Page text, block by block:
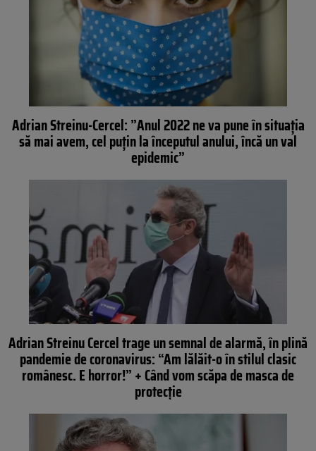
Adrian Streinu-Cercel: ”Anul 2022 ne va pune în situaţia
să mai avem, cel puţin la începutul anului, încă un val
epidemic”
Adrian Streinu Cercel trage un semnal de alarmă, în plină
pandemie de coronavirus: “Am lălăit-o în stilul clasic
românesc. E horror!” + Când vom scăpa de masca de
protecție